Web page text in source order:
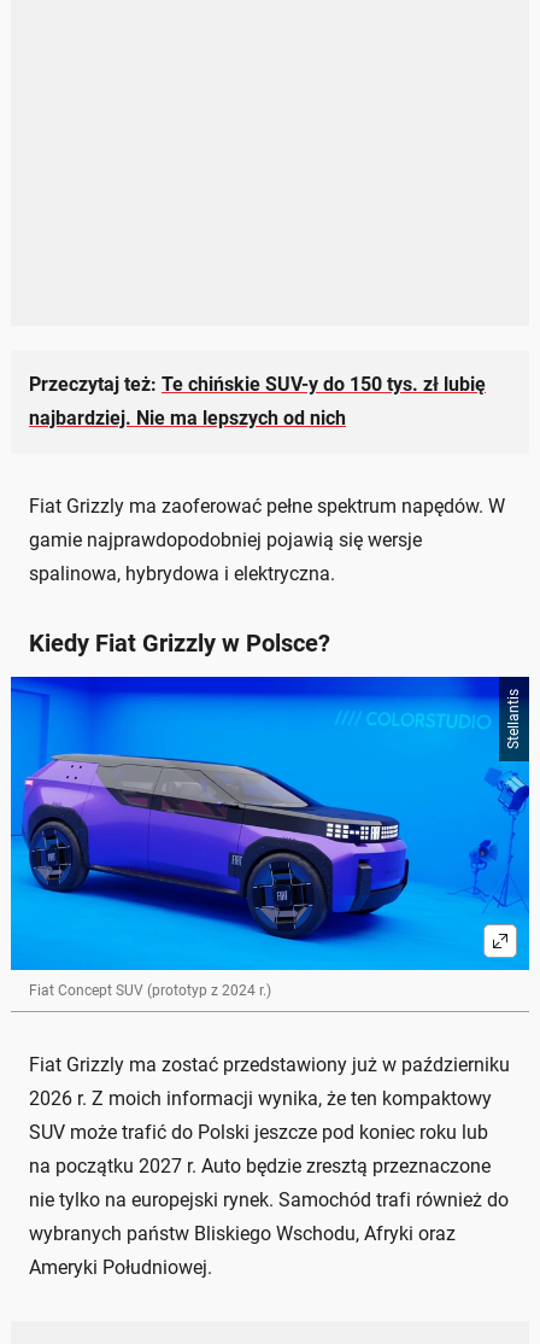
Przeczytaj też: Te chińskie SUV-y do 150 tys. zł lubię
najbardziej. Nie ma lepszych od nich
Fiat Grizzly ma zaoferować pełne spektrum napędów. W
gamie najprawdopodobniej pojawią się wersje
spalinowa, hybrydowa i elektryczna.
Kiedy Fiat Grizzly w Polsce?
Stellantis
Fiat Concept SUV (prototyp z 2024 r.)
Fiat Grizzly ma zostać przedstawiony już w październiku
2026 r. Z moich informacji wynika, że ten kompaktowy
SUV może trafić do Polski jeszcze pod koniec roku lub
na początku 2027 r. Auto będzie zresztą przeznaczone
nie tylko na europejski rynek. Samochód trafi również do
wybranych państw Bliskiego Wschodu, Afryki oraz
Ameryki Południowej.